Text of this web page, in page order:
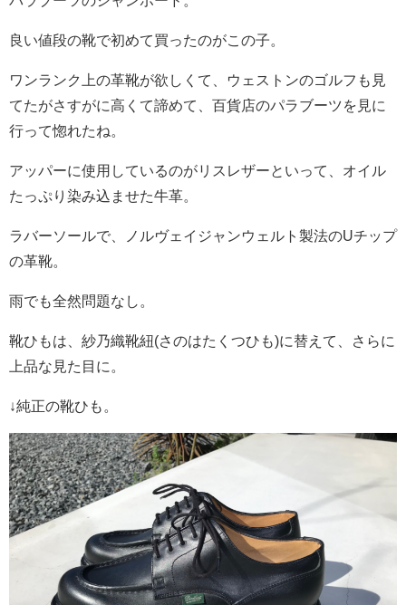
良い値段の靴で初めて買ったのがこの子。
ワンランク上の革靴が欲しくて、ウェストンのゴルフも見
てたがさすがに高くて諦めて、百貨店のパラブーツを見に
行って惚れたね。
アッパーに使用しているのがリスレザーといって、オイル
たっぷり染み込ませた牛革。
ラバーソールで、ノルヴェイジャンウェルト製法のUチップ
の革靴。
雨でも全然問題なし。
靴ひもは、紗乃織靴紐(さのはたくつひも)に替えて、さらに
上品な見た目に。
↓純正の靴ひも。